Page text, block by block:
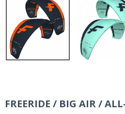
FREERIDE / BIG AIR /